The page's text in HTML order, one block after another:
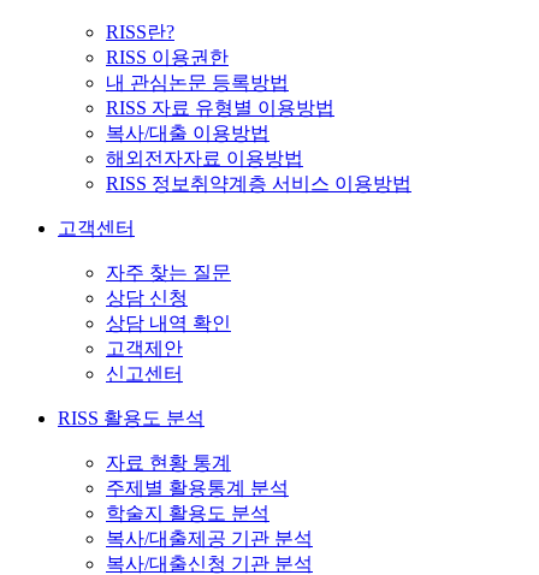
RISS란?
RISS 이용권한
내 관심논문 등록방법
RISS 자료 유형별 이용방법
복사/대출 이용방법
해외전자자료 이용방법
RISS 정보취약계층 서비스 이용방법
고객센터
자주 찾는 질문
상담 신청
상담 내역 확인
고객제안
신고센터
RISS 활용도 분석
자료 현황 통계
주제별 활용통계 분석
학술지 활용도 분석
복사/대출제공 기관 분석
복사/대출신청 기관 분석